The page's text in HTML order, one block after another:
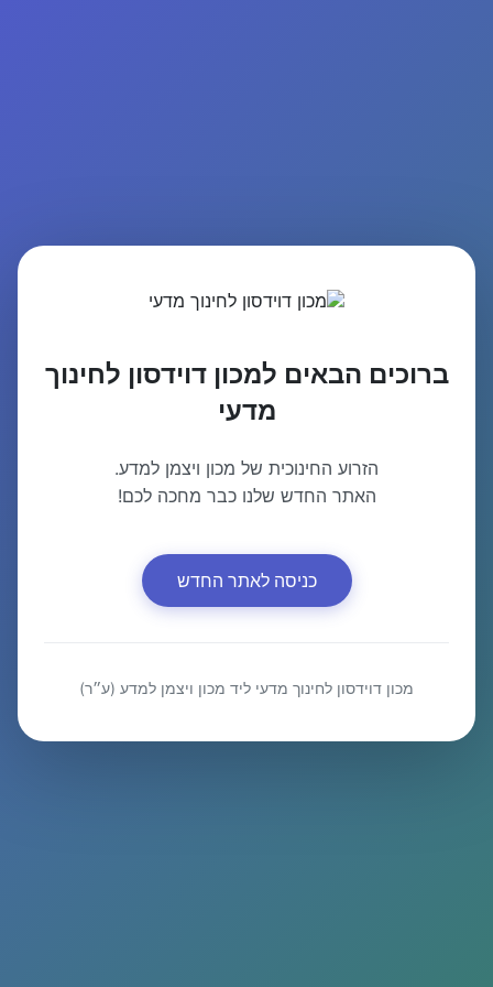
ברוכים הבאים למכון דוידסון לחינוך
מדעי
הזרוע החינוכית של מכון ויצמן למדע.
האתר החדש שלנו כבר מחכה לכם!
כניסה לאתר החדש
מכון דוידסון לחינוך מדעי ליד מכון ויצמן למדע (ע״ר)